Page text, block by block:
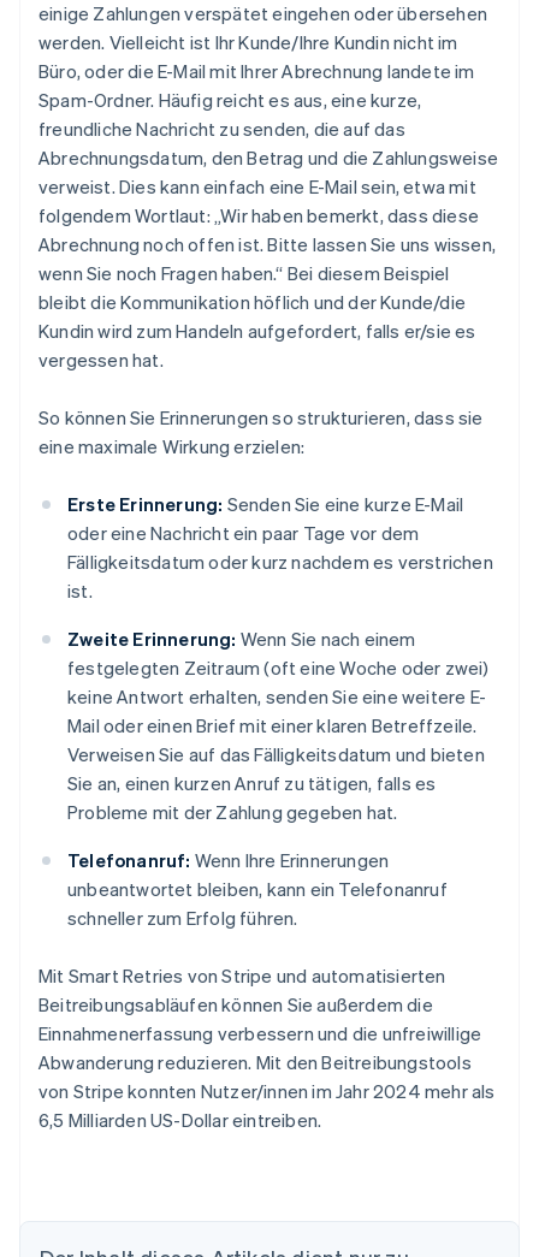
einige Zahlungen verspätet eingehen oder übersehen
werden. Vielleicht ist Ihr Kunde/Ihre Kundin nicht im
Büro, oder die E-Mail mit Ihrer Abrechnung landete im
Spam-Ordner. Häufig reicht es aus, eine kurze,
freundliche Nachricht zu senden, die auf das
Abrechnungsdatum, den Betrag und die Zahlungsweise
verweist. Dies kann einfach eine E-Mail sein, etwa mit
folgendem Wortlaut: „Wir haben bemerkt, dass diese
Abrechnung noch offen ist. Bitte lassen Sie uns wissen,
wenn Sie noch Fragen haben.“ Bei diesem Beispiel
bleibt die Kommunikation höflich und der Kunde/die
Kundin wird zum Handeln aufgefordert, falls er/sie es
vergessen hat.
So können Sie Erinnerungen so strukturieren, dass sie
eine maximale Wirkung erzielen:
Erste Erinnerung: Senden Sie eine kurze E-Mail
oder eine Nachricht ein paar Tage vor dem
Fälligkeitsdatum oder kurz nachdem es verstrichen
ist.
Zweite Erinnerung: Wenn Sie nach einem
festgelegten Zeitraum (oft eine Woche oder zwei)
keine Antwort erhalten, senden Sie eine weitere E-
Mail oder einen Brief mit einer klaren Betreffzeile.
Verweisen Sie auf das Fälligkeitsdatum und bieten
Sie an, einen kurzen Anruf zu tätigen, falls es
Probleme mit der Zahlung gegeben hat.
Telefonanruf: Wenn Ihre Erinnerungen
unbeantwortet bleiben, kann ein Telefonanruf
schneller zum Erfolg führen.
Mit Smart Retries von Stripe und automatisierten
Beitreibungsabläufen können Sie außerdem die
Einnahmenerfassung verbessern und die unfreiwillige
Abwanderung reduzieren. Mit den Beitreibungstools
von Stripe konnten Nutzer/innen im Jahr 2024 mehr als
6,5 Milliarden US-Dollar eintreiben.